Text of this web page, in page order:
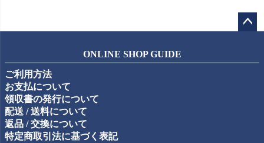
ップ
ONLINE SHOP GUIDE
ご利用方法
お支払について
領収書の発行について
配送 / 送料について
返品 / 交換について
特定商取引法に基づく表記